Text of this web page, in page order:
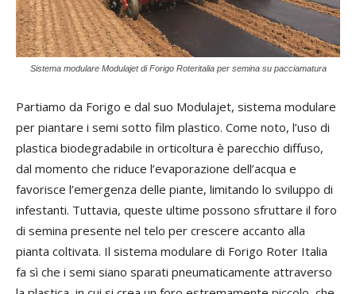
Sistema modulare Modulajet di Forigo Roteritalia per semina su pacciamatura
Partiamo da Forigo e dal suo Modulajet, sistema modulare
per piantare i semi sotto film plastico. Come noto, l’uso di
plastica biodegradabile in orticoltura è parecchio diffuso,
dal momento che riduce l’evaporazione dell’acqua e
favorisce l’emergenza delle piante, limitando lo sviluppo di
infestanti. Tuttavia, queste ultime possono sfruttare il foro
di semina presente nel telo per crescere accanto alla
pianta coltivata. Il sistema modulare di Forigo Roter Italia
fa sì che i semi siano sparati pneumaticamente attraverso